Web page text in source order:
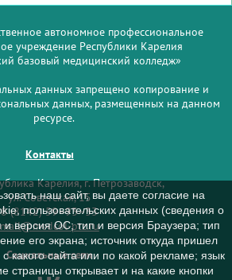
автономное профессиональное
учреждение Республики Карелия
базовый медицинский колледж»
данных запрещено копирование и
данных, размещенных на данном
ресурсе.
Контакты
Карелия, г. Петрозаводск,
ул. Советская, 15
8 (8142) 59–93–33
mail@medcol-ptz.ru
Социальные сети
наш сайт, вы даете согласие на
пользовательских данных (сведения о
и версия ОС; тип и версия Браузера; тип
его экрана; источник откуда пришел
какого сайта или по какой рекламе; язык
страницы открывает и на какие кнопки